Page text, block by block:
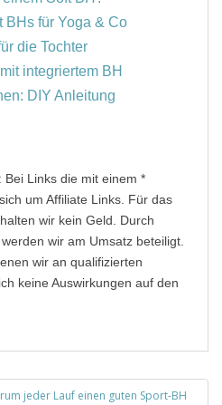
BHs für Yoga & Co
die Tochter
integriertem BH
DIY Anleitung
Links die mit einem *
um Affiliate Links. Für das
wir kein Geld. Durch
wir am Umsatz beteiligt.
wir an qualifizierten
keine Auswirkungen auf den
jeder Lauf einen guten Sport-BH